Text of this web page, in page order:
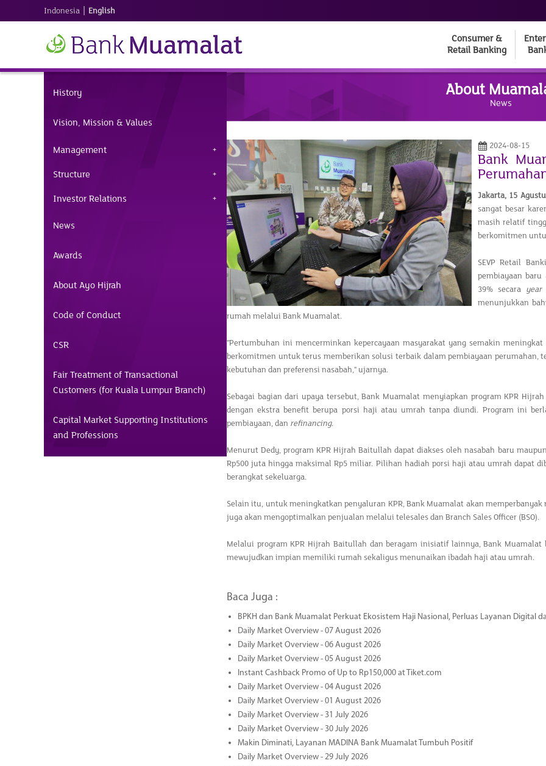
Indonesia | English
Consumer &
Retail Banking
History
Vision, Mission & Values
Management
Structure
Investor Relations
News
Awards
About Ayo Hijrah
Code of Conduct
CSR
Fair Treatment of Transactional
Customers (for Kuala Lumpur Branch)
Capital Market Supporting Institutions
and Professions
About
News
2024-08-15
Bank
Jakarta, 15
sangat besar
masih relatif
berkomitmen
SEVP Retail
pembiayaan
39% secara year
menunjukkan
rumah melalui Bank Muamalat.
"Pertumbuhan ini mencerminkan kepercayaan masyarakat yang semakin
berkomitmen untuk terus memberikan solusi terbaik dalam pembiayaan perumahan,
kebutuhan dan preferensi nasabah," ujarnya.
Sebagai bagian dari upaya tersebut, Bank Muamalat menyiapkan program KPR
dengan ekstra benefit berupa porsi haji atau umrah tanpa diundi. Program ini
pembiayaan, dan refinancing.
Menurut Dedy, program KPR Hijrah Baitullah dapat diakses oleh nasabah baru
Rp500 juta hingga maksimal Rp5 miliar. Pilihan hadiah porsi haji atau umrah dapat
berangkat sekeluarga.
Selain itu, untuk meningkatkan penyaluran KPR, Bank Muamalat akan
juga akan mengoptimalkan penjualan melalui telesales dan Branch Sales Officer (BSO).
Melalui program KPR Hijrah Baitullah dan beragam inisiatif lainnya, Bank
mewujudkan impian memiliki rumah sekaligus menunaikan ibadah haji atau umrah.
Baca Juga :
BPKH dan Bank Muamalat Perkuat Ekosistem Haji Nasional, Perluas Layanan Digital
Daily Market Overview - 07 August 2026
Daily Market Overview - 06 August 2026
Daily Market Overview - 05 August 2026
Instant Cashback Promo of Up to Rp150,000 at Tiket.com
Daily Market Overview - 04 August 2026
Daily Market Overview - 01 August 2026
Daily Market Overview - 31 July 2026
Daily Market Overview - 30 July 2026
Makin Diminati, Layanan MADINA Bank Muamalat Tumbuh Positif
Daily Market Overview - 29 July 2026